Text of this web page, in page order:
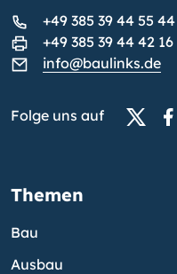
+49 385 39 44 55 44
+49 385 39 44 42 16
info@baulinks.de
Folge uns auf
Themen
Bau
Ausbau